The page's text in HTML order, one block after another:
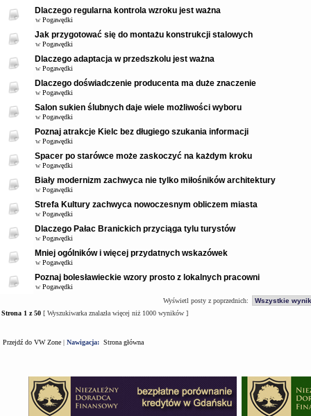
Dlaczego regularna kontrola wzroku jest ważna
w Pogawędki
Jak przygotować się do montażu konstrukcji stalowych
w Pogawędki
Dlaczego adaptacja w przedszkolu jest ważna
w Pogawędki
Dlaczego doświadczenie producenta ma duże znaczenie
w Pogawędki
Salon sukien ślubnych daje wiele możliwości wyboru
w Pogawędki
Poznaj atrakcje Kielc bez długiego szukania informacji
w Pogawędki
Spacer po starówce może zaskoczyć na każdym kroku
w Pogawędki
Biały modernizm zachwyca nie tylko miłośników architektury
w Pogawędki
Strefa Kultury zachwyca nowoczesnym obliczem miasta
w Pogawędki
Dlaczego Pałac Branickich przyciąga tylu turystów
w Pogawędki
Mniej ogólników i więcej przydatnych wskazówek
w Pogawędki
Poznaj bolesławieckie wzory prosto z lokalnych pracowni
w Pogawędki
Wyświetl posty z poprzednich:
Strona 1 z50 [ Wyszukiwarka znalazła więcej niż 1000 wyników ]
Przejdź do VW Zone | Nawigacja: Strona główna